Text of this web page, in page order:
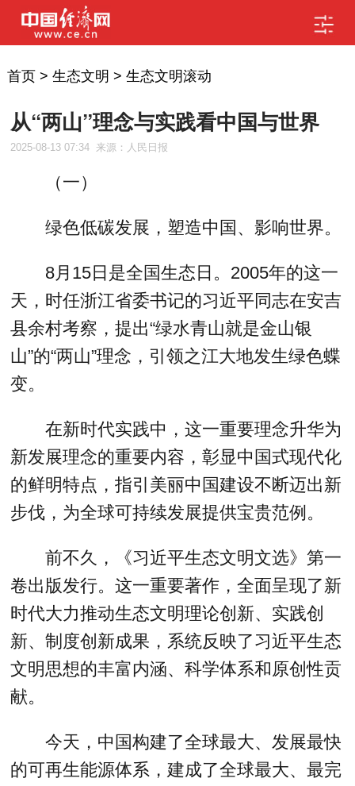
首页> 生态文明 > 生态文明滚动
从“两山”理念与实践看中国与世界
2025-08-13 07:34 来源：人民日报
（一）
绿色低碳发展，塑造中国、影响世界。
8月15日是全国生态日。2005年的这一
天，时任浙江省委书记的习近平同志在安吉
县余村考察，提出“绿水青山就是金山银
山”的“两山”理念，引领之江大地发生绿色蝶
变。
在新时代实践中，这一重要理念升华为
新发展理念的重要内容，彰显中国式现代化
的鲜明特点，指引美丽中国建设不断迈出新
步伐，为全球可持续发展提供宝贵范例。
前不久，《习近平生态文明文选》第一
卷出版发行。这一重要著作，全面呈现了新
时代大力推动生态文明理论创新、实践创
新、制度创新成果，系统反映了习近平生态
文明思想的丰富内涵、科学体系和原创性贡
献。
今天，中国构建了全球最大、发展最快
的可再生能源体系，建成了全球最大、最完